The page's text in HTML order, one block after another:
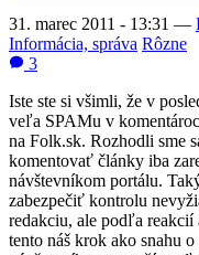
31. marec 2011 - 13:31 —
Informácia, správa Rôzne
3
Iste ste si všimli, že v
veľa SPAMu v
na Folk.sk. Rozhodli sme
komentovať články iba
návštevníkom portálu.
zabezpečiť kontrolu
redakciu, ale podľa reakcií
tento náš krok ako snahu